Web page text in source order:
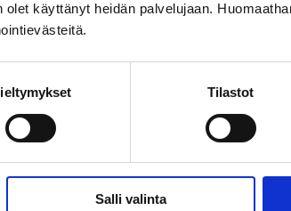
käyttänyt heidän palvelujaan.
Tilastot
Salli valinta
Pohjoismaissa, kun Kokemäen Sähkö
Mutta mitä tämä tarkoittaa